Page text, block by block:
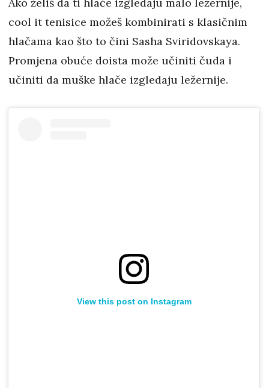
Ako želiš da ti hlače izgledaju malo ležernije,
cool it tenisice možeš kombinirati s klasičnim
hlačama kao što to čini Sasha Sviridovskaya.
Promjena obuće doista može učiniti čuda i
učiniti da muške hlače izgledaju ležernije.
View this post on Instagram